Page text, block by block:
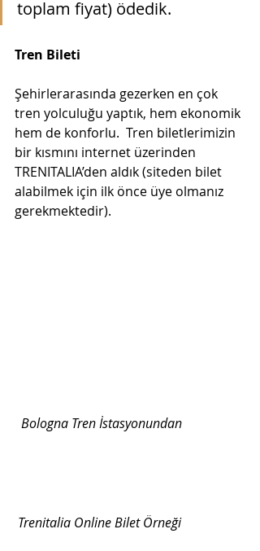
toplam fiyat) ödedik.
Tren Bileti
Şehirlerarasında gezerken en çok
tren yolculuğu yaptık, hem ekonomik
hem de konforlu.  Tren biletlerimizin
bir kısmını internet üzerinden
TRENITALIA’den aldık (siteden bilet
alabilmek için ilk önce üye olmanız
gerekmektedir).
Bologna Tren İstasyonundan
Trenitalia Online Bilet Örneği